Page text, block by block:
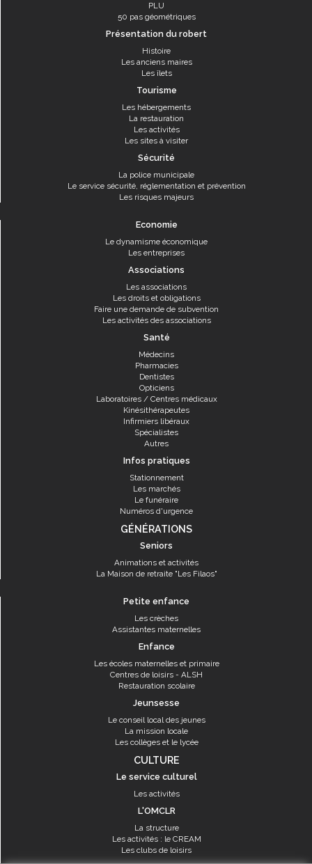
PLU
50 pas géométriques
Présentation du robert
Histoire
Les anciens maires
Les îlets
Tourisme
Les hébergements
La restauration
Les activités
Les sites à visiter
Sécurité
La police municipale
Le service sécurité, réglementation et prévention
Les risques majeurs
Economie
Le dynamisme économique
Les entreprises
Associations
Les associations
Les droits et obligations
Faire une demande de subvention
Les activités des associations
Santé
Médecins
Pharmacies
Dentistes
Opticiens
Laboratoires / Centres médicaux
Kinésithérapeutes
Infirmiers libéraux
Spécialistes
Autres
Infos pratiques
Stationnement
Les marchés
Le funéraire
Numéros d'urgence
GÉNÉRATIONS
Seniors
Animations et activités
La Maison de retraite "Les Filaos"
Petite enfance
Les crèches
Assistantes maternelles
Enfance
Les écoles maternelles et primaire
Centres de loisirs - ALSH
Restauration scolaire
Jeunsesse
Le conseil local des jeunes
La mission locale
Les collèges et le lycée
CULTURE
Le service culturel
Les activités
L'OMCLR
La structure
Les activités : le CREAM
Les clubs de loisirs